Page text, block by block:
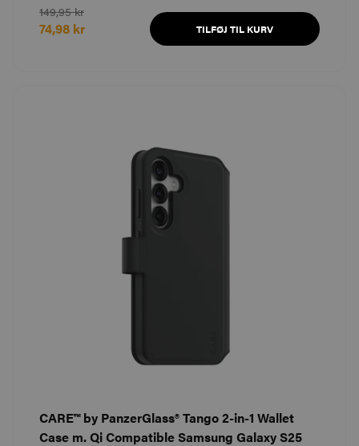
149,95 kr
74,98 kr TILFØJ TIL KURV
CARE™ by PanzerGlass® Tango 2-in-1 Wallet
Case m. Qi Compatible Samsung Galaxy S25